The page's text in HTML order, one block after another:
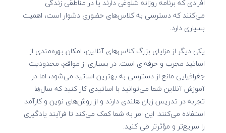
افرادی که برنامه روزانه شلوغی دارند یا در مناطقی زندگی
می‌کنند که دسترسی به کلاس‌های حضوری دشوار است، اهمیت
بسیاری دارد.
یکی دیگر از مزایای بزرگ کلاس‌های آنلاین، امکان بهره‌مندی از
اساتید مجرب و حرفه‌ای است. در بسیاری از مواقع، محدودیت
جغرافیایی مانع از دسترسی به بهترین اساتید می‌شود، اما در
آموزش آنلاین شما می‌توانید با اساتیدی کار کنید که سال‌ها
تجربه در تدریس زبان هلندی دارند و از روش‌های نوین و کارآمد
استفاده می‌کنند. این امر به شما کمک می‌کند تا فرآیند یادگیری
را سریع‌تر و مؤثرتر طی کنید.